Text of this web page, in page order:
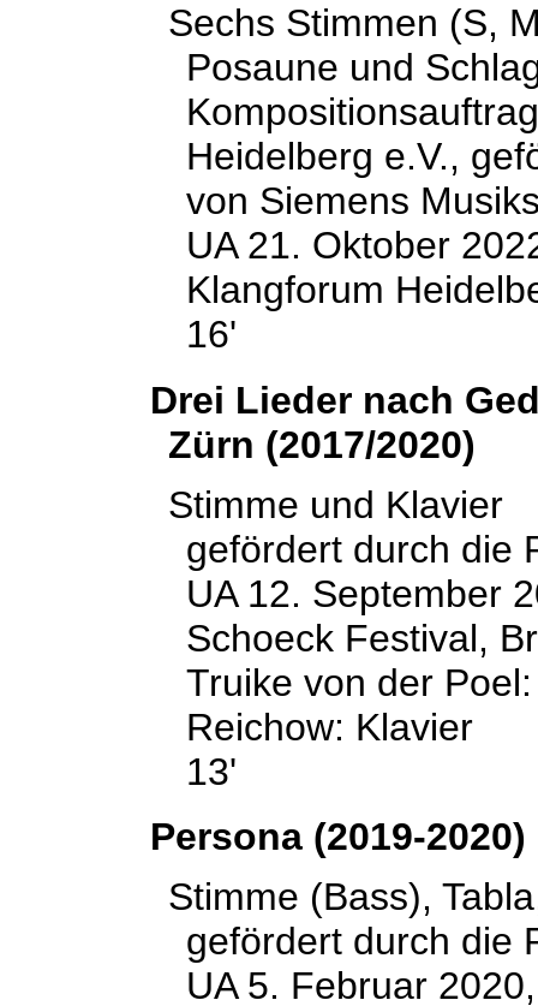
Sechs Stimmen (S,
Posaune und
Heidelberg e.V.,
von Siemens
UA 21. Oktober
Klangforum
16'
Drei Lieder nach
Zürn (2017/2020)
Stimme und Klavier
gefördert durch die
UA 12. September
Schoeck Festival,
Truike von der
Reichow: Klavier
13'
Persona (2019-2020)
Stimme (Bass),
gefördert durch die
UA 5. Februar